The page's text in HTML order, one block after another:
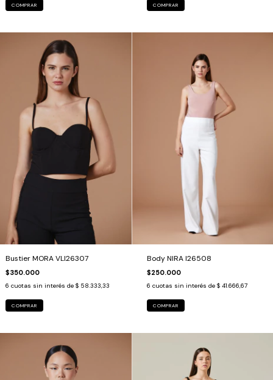
COMPRAR COMPRAR
Bustier MORA VLI26307
$350.000
6 cuotas sin interés de $ 58.333,33
COMPRAR
Body NIRA I26508
$250.000
6 cuotas sin interés de $ 41.666,67
COMPRAR